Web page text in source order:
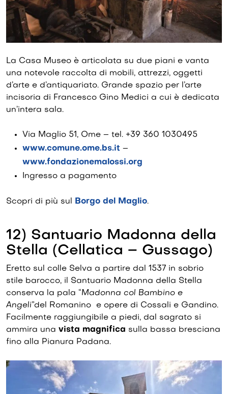
La Casa Museo è articolata su due piani e vanta
una notevole raccolta di mobili, attrezzi, oggetti
d’arte e d’antiquariato. Grande spazio per l’arte
incisoria di Francesco Gino Medici a cui è dedicata
un’intera sala.
Via Maglio 51, Ome – tel. +39 360 1030495
www.comune.ome.bs.it –
www.fondazionemalossi.org
Ingresso a pagamento
Scopri di più sul Borgo del Maglio.
12) Santuario Madonna della
Stella (Cellatica – Gussago)
Eretto sul colle Selva a partire dal 1537 in sobrio
stile barocco, il Santuario Madonna della Stella
conserva la pala “Madonna col Bambino e
Angeli”del Romanino e opere di Cossali e Gandino.
Facilmente raggiungibile a piedi, dal sagrato si
ammira una vista magnifica sulla bassa bresciana
fino alla Pianura Padana.